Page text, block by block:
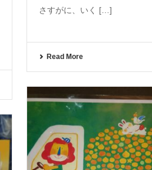
さすがに、いく […]
Read More